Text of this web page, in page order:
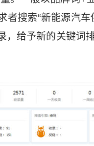
搜索“新能源汽
，给予新的关键词